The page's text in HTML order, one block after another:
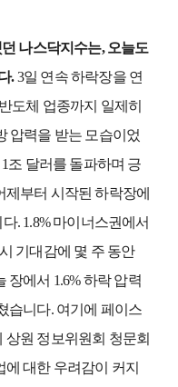
나스닥지수는, 오늘도
.3일 연속 하락장을 연
도체 업종까지 일제히
압력을 받는 모습이었
조 달러를 돌파하며 긍
부터 시작된 하락장에
. 1.8% 마이너스권에서
기대감에 몇 주 동안
장에서 1.6% 하락 압력
습니다. 여기에 페이스
원 정보위원회 청문회
대한 우려감이 커지